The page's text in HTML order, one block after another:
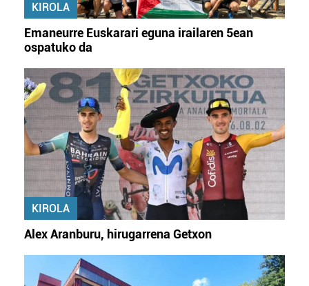
KIROLA
Emaneurre Euskarari eguna irailaren 5ean
ospatuko da
KIROLA
Alex Aranburu, hirugarrena Getxon